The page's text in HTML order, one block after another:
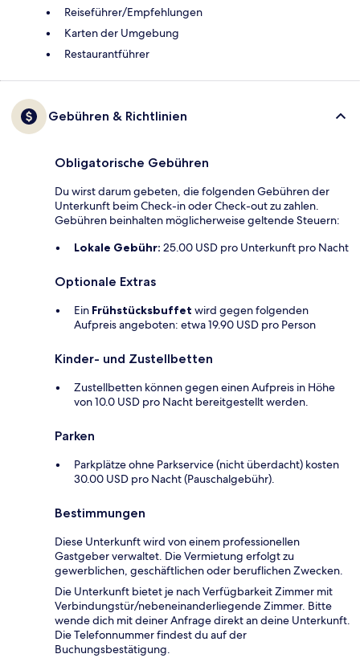
Reiseführer/Empfehlungen
Karten der Umgebung
Restaurantführer
Gebühren & Richtlinien
Obligatorische Gebühren
Du wirst darum gebeten, die folgenden Gebühren der
Unterkunft beim Check-in oder Check-out zu zahlen.
Gebühren beinhalten möglicherweise geltende Steuern:
Lokale Gebühr: 25.00 USD pro Unterkunft pro Nacht
Optionale Extras
Ein Frühstücksbuffet wird gegen folgenden
Aufpreis angeboten: etwa 19.90 USD pro Person
Kinder- und Zustellbetten
Zustellbetten können gegen einen Aufpreis in Höhe
von 10.0 USD pro Nacht bereitgestellt werden.
Parken
Parkplätze ohne Parkservice (nicht überdacht) kosten
30.00 USD pro Nacht (Pauschalgebühr).
Bestimmungen
Diese Unterkunft wird von einem professionellen
Gastgeber verwaltet. Die Vermietung erfolgt zu
gewerblichen, geschäftlichen oder beruflichen Zwecken.
Die Unterkunft bietet je nach Verfügbarkeit Zimmer mit
Verbindungstür/nebeneinanderliegende Zimmer. Bitte
wende dich mit deiner Anfrage direkt an deine Unterkunft.
Die Telefonnummer findest du auf der
Buchungsbestätigung.